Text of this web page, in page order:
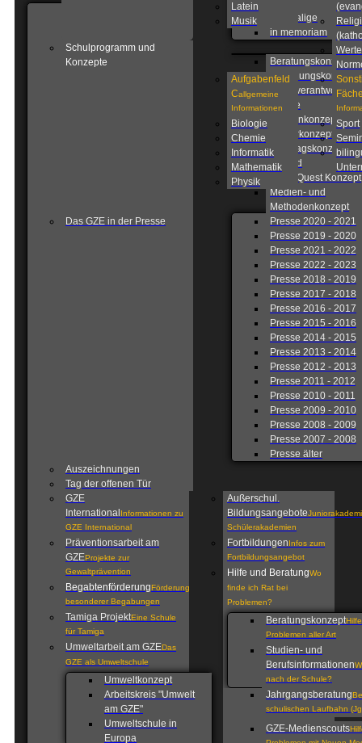
Ehemalige
in memoriam
Schulprogramm und
Konzepte
Beratungskonzept
Betreuungskonzept
Eigenverantwortliche
Schule
Fahrtenkonzept
Förderkonzept
Ganztagskonzept
Leitbild
Lions Quest Konzept
Medien- und
Methodenkonzept
Das GZE in der Presse
Presse 2020 - 2021
Presse 2019 - 2020
Presse 2021 - 2022
Presse 2022 - 2023
Presse 2018 - 2019
Presse 2017 - 2018
Presse 2016 - 2017
Presse 2015 - 2016
Presse 2014 - 2015
Presse 2013 - 2014
Presse 2012 - 2013
Presse 2011 - 2012
Presse 2010 - 2011
Presse 2009 - 2010
Presse 2008 - 2009
Presse 2007 - 2008
Presse älter
Auszeichnungen
Tag der offenen Tür
Latein
Musik
Aufgabenfeld
Callgemeine
Informationen
Biologie
Chemie
Informatik
Mathematik
Physik
Sport
GZE
International Informationen zu
GZE International
Präventionsarbeit am
GZEProjekte zur
Gewaltprävention
BegabtenförderungFörderung
besonderer Begabungen
Tamiga ProjektEine Schule
für Tamiga
Umweltarbeit am GZEDas
GZE als Umweltschule
Umweltkonzept
Arbeitskreis "Umwelt
am GZE"
Umweltschule in
Europa
Außerschul.
Bildungsangebote
Schülerakademien
FortbildungenInfos zum
Fortbildungsangebot
Hilfe und BeratungWo
finde ich Rat bei
Problemen?
Beratungskonzept
Problemen aller Art
Studien- und
Berufsinformationen
nach der Schule?
Jahrgangsberatung
schulischen Laufbahn
GZE-Medienscouts